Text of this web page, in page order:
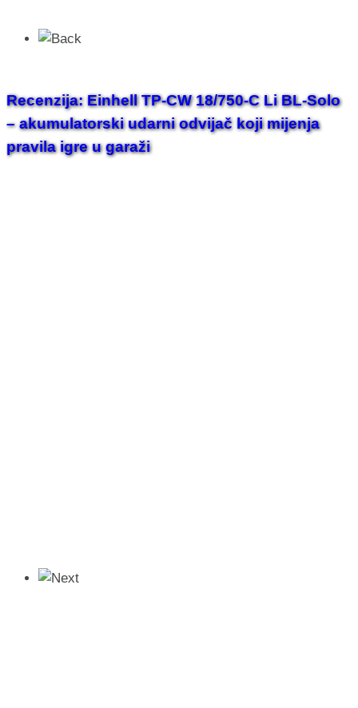
Recenzija: Einhell TP-CW 18/750-C Li BL-Solo
– akumulatorski udarni odvijač koji mijenja
pravila igre u garaži